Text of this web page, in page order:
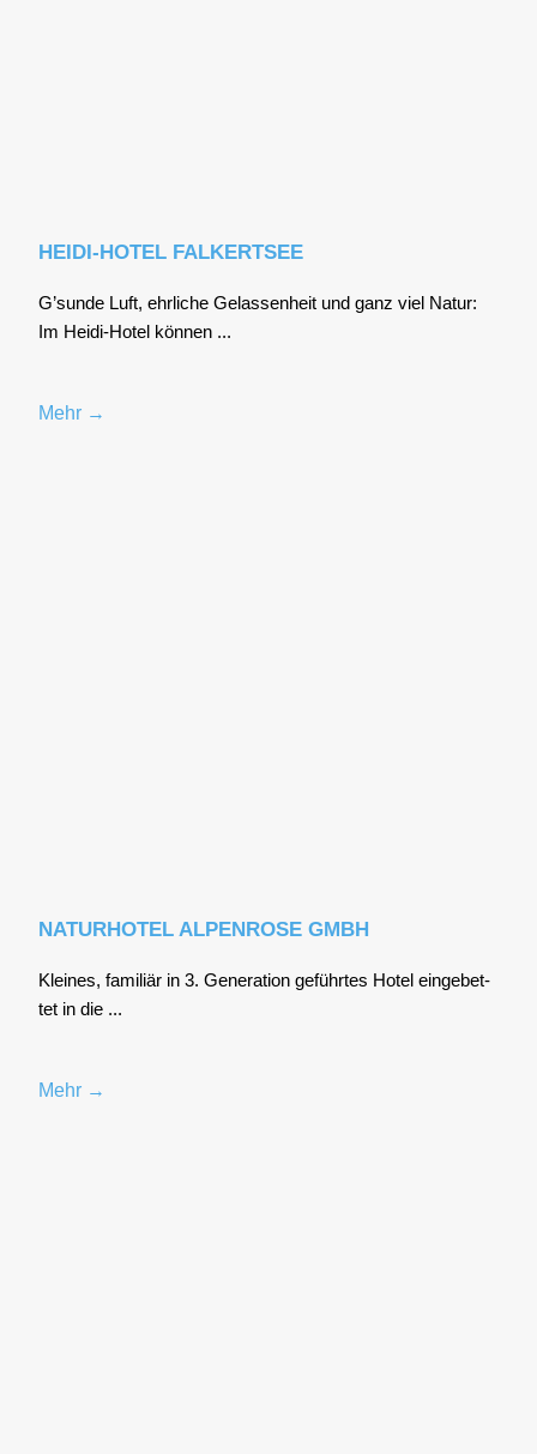
HEIDI-HOTEL FALKERTSEE
G’sunde Luft, ehr­li­che Gelas­sen­heit und ganz viel Natur:
Im Hei­di-Hotel kön­nen ...
Mehr →
NATURHOTEL ALPENROSE GMBH
Klei­nes, fami­li­är in 3. Gene­ra­ti­on geführ­tes Hotel ein­ge­bet­
tet in die ...
Mehr →